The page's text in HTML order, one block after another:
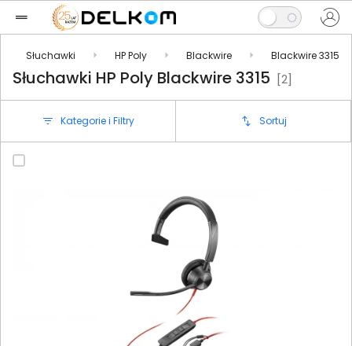
Słuchawki HP Poly Blackwire Blackwire 3315
Słuchawki HP Poly Blackwire 3315 [2]
Kategorie i Filtry Sortuj